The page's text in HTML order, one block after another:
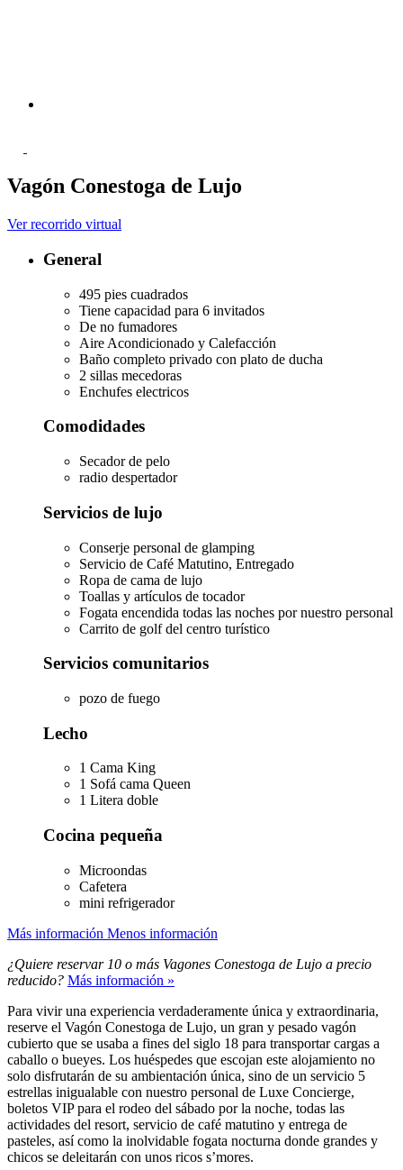
Vagón Conestoga de Lujo
Ver recorrido virtual
General
495 pies cuadrados
Tiene capacidad para 6 invitados
De no fumadores
Aire Acondicionado y Calefacción
Baño completo privado con plato de ducha
2 sillas mecedoras
Enchufes electricos
Comodidades
Secador de pelo
radio despertador
Servicios de lujo
Conserje personal de glamping
Servicio de Café Matutino, Entregado
Ropa de cama de lujo
Toallas y artículos de tocador
Fogata encendida todas las noches por nuestro personal
Carrito de golf del centro turístico
Servicios comunitarios
pozo de fuego
Lecho
1 Cama King
1 Sofá cama Queen
1 Litera doble
Cocina pequeña
Microondas
Cafetera
mini refrigerador
Más información Menos información
¿Quiere reservar 10 o más Vagones Conestoga de Lujo a precio
reducido? Más información »
Para vivir una experiencia verdaderamente única y extraordinaria,
reserve el Vagón Conestoga de Lujo, un gran y pesado vagón
cubierto que se usaba a fines del siglo 18 para transportar cargas a
caballo o bueyes. Los huéspedes que escojan este alojamiento no
solo disfrutarán de su ambientación única, sino de un servicio 5
estrellas inigualable con nuestro personal de Luxe Concierge,
boletos VIP para el rodeo del sábado por la noche, todas las
actividades del resort, servicio de café matutino y entrega de
pasteles, así como la inolvidable fogata nocturna donde grandes y
chicos se deleitarán con unos ricos s’mores.